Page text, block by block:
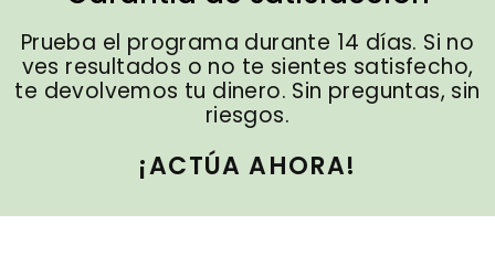
Prueba el programa durante 14 días. Si no
ves resultados o no te sientes satisfecho,
te devolvemos tu dinero. Sin preguntas, sin
riesgos.
¡ACTÚA AHORA!